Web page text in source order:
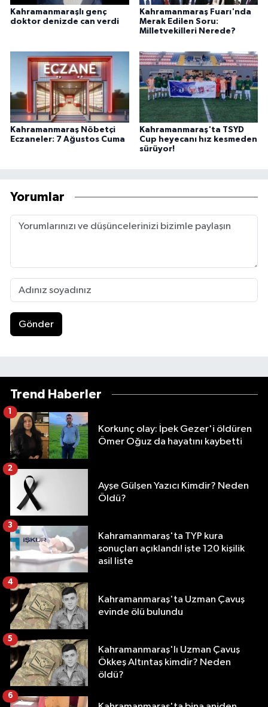
Kahramanmaraşlı genç
doktor denizde can verdi
Kahramanmaraş Fuarı'nda
Merak Edilen Soru:
Milletvekilleri Nerede?
Kahramanmaraş Nöbetçi
Eczaneler: 7 Ağustos Cuma
Kahramanmaraş'ta TSYD
Cup heyecanı hız kesmeden
sürüyor!
Yorumlar
Gönder
Trend Haberler
Korkunç olay: İpek Gezer'i öldüren
Ömer Oğuz da hayatını kaybetti
1
Ayşe Gülşen Yazıcı Kimdir? Neden
Öldü?
2
Kahramanmaraş'ta TYP kura
sonuçları açıklandı! işte 120 kişilik
asil liste
3
Kahramanmaraş'ta Uzman Çavuş
evinde ölü bulundu
4
Kahramanmaraş'lı Uzman Çavuş
Ökkeş Altıntaş kimdir? Neden
öldü?
5
6